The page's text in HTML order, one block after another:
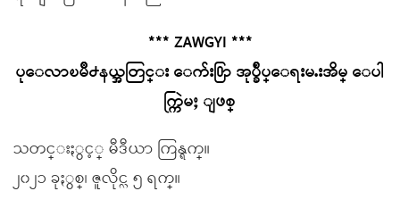
*** ZAWGYI ***
ပုေလာၿမိဳ႕နယ္အတြင္း ေက်း႐ြာ အုပ္ခ်ဳပ္ေရးမႉးအိမ္ ေပါ
က္ကြဲမႈ ျဖစ္
သတင္းႏွင့္ မီဒီယာ ကြန္ရက္။
၂၀၂၁ ခုႏွစ္၊ ဇူလိုင္လ ၅ ရက္။